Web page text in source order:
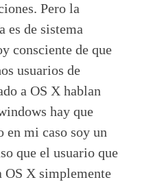
Pero la
es de sistema
consciente de que
usuarios de
a OS X hablan
hay que
en mi caso soy un
que el usuario que
OS X simplemente